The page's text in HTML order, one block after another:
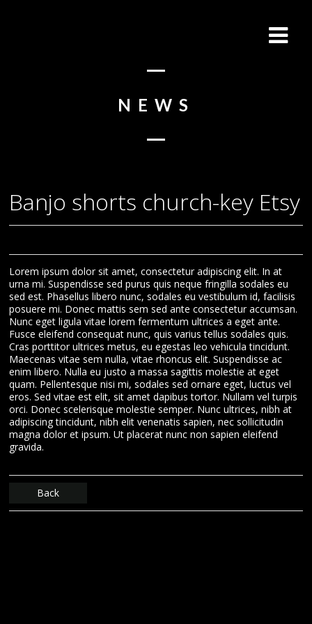
NEWS
Banjo shorts church-key Etsy
Lorem ipsum dolor sit amet, consectetur adipiscing elit. In at
urna mi. Suspendisse sed purus quis neque fringilla sodales eu
sed est. Phasellus libero nunc, sodales eu vestibulum id, facilisis
posuere mi. Donec mattis sem sed ante consectetur accumsan.
Nunc eget ligula vitae lorem fermentum ultrices a eget ante.
Fusce eleifend consequat nunc, quis varius tellus sodales quis.
Cras porttitor ultrices metus, eu egestas leo vehicula tincidunt.
Maecenas vitae sem nulla, vitae rhoncus elit. Suspendisse ac
enim libero. Nulla eu justo a massa sagittis molestie at eget
quam. Pellentesque nisi mi, sodales sed ornare eget, luctus vel
eros. Sed vitae est elit, sit amet dapibus tortor. Nullam vel turpis
orci. Donec scelerisque molestie semper. Nunc ultrices, nibh at
adipiscing tincidunt, nibh elit venenatis sapien, nec sollicitudin
magna dolor et ipsum. Ut placerat nunc non sapien eleifend
gravida.
Back